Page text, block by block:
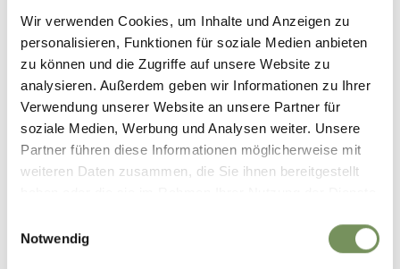
Wir verwenden Cookies, um Inhalte und Anzeigen zu
personalisieren, Funktionen für soziale Medien anbieten
zu können und die Zugriffe auf unsere Website zu
analysieren. Außerdem geben wir Informationen zu Ihrer
Verwendung unserer Website an unsere Partner für
soziale Medien, Werbung und Analysen weiter. Unsere
Partner führen diese Informationen möglicherweise mit
weiteren Daten zusammen, die Sie ihnen bereitgestellt
Notwendig